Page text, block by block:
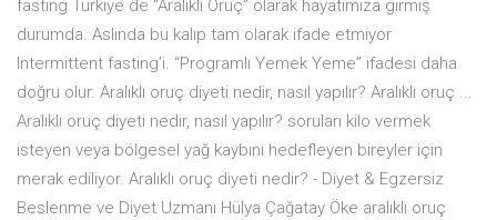
fasting Türkiye de “Aralıklı Oruç” olarak hayatımıza girmiş
durumda. Aslında bu kalıp tam olarak ifade etmiyor
Intermittent fasting’i. “Programlı Yemek Yeme” ifadesi daha
doğru olur. Aralıklı oruç diyeti nedir, nasıl yapılır? Aralıklı oruç ...
Aralıklı oruç diyeti nedir, nasıl yapılır? soruları kilo vermek
isteyen veya bölgesel yağ kaybını hedefleyen bireyler için
merak ediliyor. Aralıklı oruç diyeti nedir? - Diyet & Egzersiz
Beslenme ve Diyet Uzmanı Hülya Çağatay Öke aralıklı oruç